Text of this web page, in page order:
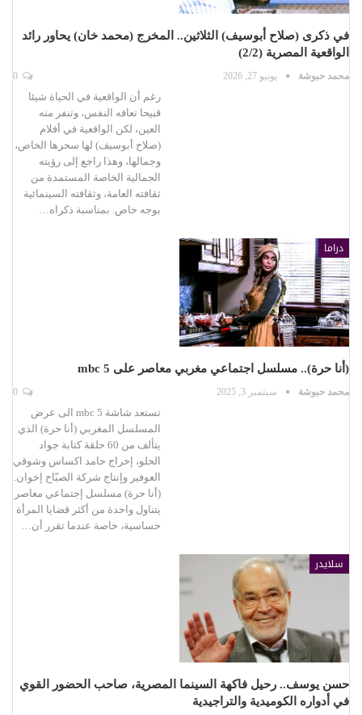
في ذكرى (صلاح أبوسيف) الثلاثين.. المخرج (محمد خان) يحاور رائد
الواقعية المصرية (2/2)
محمد حبوشة يونيو 27, 2026
رغم أن الواقعية في الحياة شيئا
قبيحا تعافه النفس، وتنفر منه
العين، لكن الواقعية في أفلام
(صلاح أبوسيف) لها سحرها الخاص،
وجمالها، وهذا راجع إلى رؤيته
الجمالية الخاصة المستمدة من
ثقافته العامة، وثقافته السينمائية
بوجه خاص. بمناسبة ذكراه…
دراما
(أنا حرة).. مسلسل اجتماعي مغربي معاصر على 5 mbc
محمد حبوشة سبتمبر 3, 2025
تستعد شاشة 5 mbc الى عرض
المسلسل المغربي (أنا حرة) الذي
يتألف من 60 حلقة كتابة جواد
الحلو، إخراج حامد اكساس وشوقي
العوفير وإنتاج شركة الصبّاح إخوان.
(أنا حرة) مسلسل إجتماعي معاصر
يتناول واحدة من أكثر قضايا المرأة
حساسية، خاصة عندما تقرر أن…
سلايدر
حسن يوسف.. رحيل فاكهة السينما المصرية، صاحب الحضور القوي
في أدواره الكوميدية والتراجيدية